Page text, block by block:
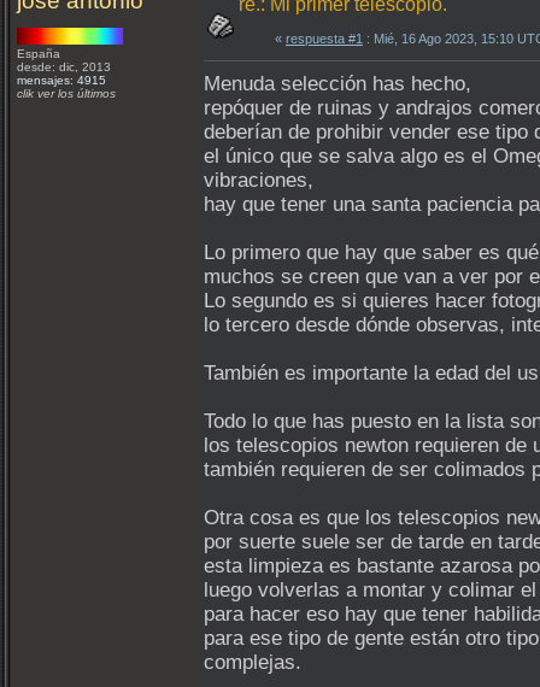
España
desde: dic, 2013
mensajes: 4915
clik ver los últimos
re.: Mi primer telescopio.
« respuesta #1 : Mié, 16 Ago 2023, 15:10
Menuda selección has hecho,
repóquer de ruinas y andrajos
deberían de prohibir vender ese
el único que se salva algo es el
vibraciones,
hay que tener una santa paciencia
Lo primero que hay que saber es
muchos se creen que van a ver por
Lo segundo es si quieres hacer
lo tercero desde dónde observas,
También es importante la edad del
Todo lo que has puesto en la lista
los telescopios newton requieren
también requieren de ser colimados
Otra cosa es que los telescopios
por suerte suele ser de tarde en
esta limpieza es bastante azarosa
luego volverlas a montar y colimar
para hacer eso hay que tener
para ese tipo de gente están otro
complejas.